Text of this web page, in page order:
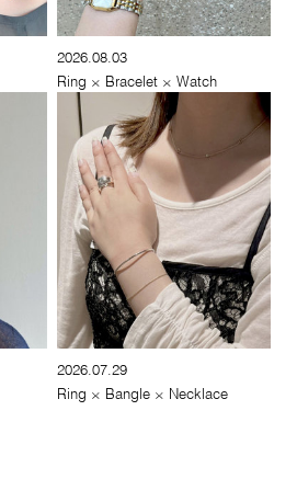
2026.08.03
Ring × Bracelet × Watch
2026.07.29
Ring × Bangle × Necklace